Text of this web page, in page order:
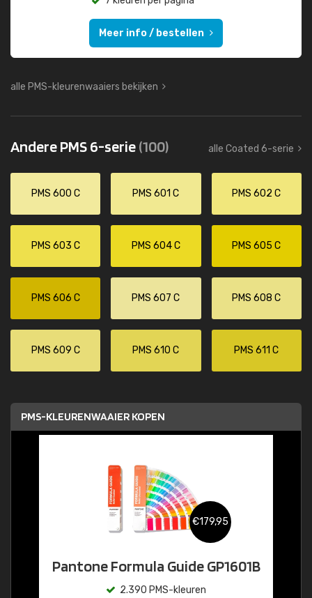
Meer info / bestellen
alle PMS-kleurenwaaiers bekijken
Andere PMS 6-serie(100) alle Coated 6-serie
PMS 600 C PMS 601 C PMS 602 C
PMS 603 C PMS 604 C PMS 605 C
PMS 606 C PMS 607 C PMS 608 C
PMS 609 C PMS 610 C PMS 611 C
PMS-KLEURENWAAIER KOPEN
€179,95
Pantone Formula Guide GP1601B
2.390 PMS-kleuren